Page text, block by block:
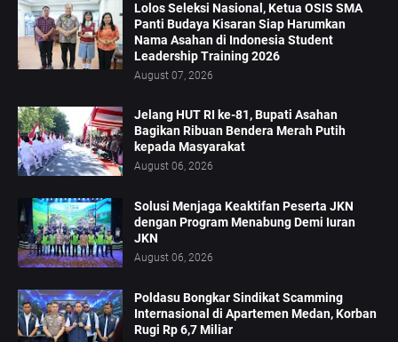
Lolos Seleksi Nasional, Ketua OSIS SMA
Panti Budaya Kisaran Siap Harumkan
Nama Asahan di Indonesia Student
Leadership Training 2026
August 07, 2026
Jelang HUT RI ke-81, Bupati Asahan
Bagikan Ribuan Bendera Merah Putih
kepada Masyarakat
August 06, 2026
Solusi Menjaga Keaktifan Peserta JKN
dengan Program Menabung Demi Iuran
JKN
August 06, 2026
Poldasu Bongkar Sindikat Scamming
Internasional di Apartemen Medan, Korban
Rugi Rp 6,7 Miliar